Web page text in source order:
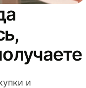
и